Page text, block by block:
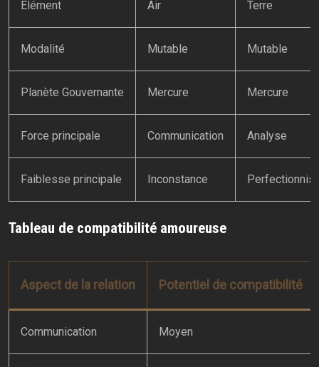
Élément Air Terre
Modalité Mutable Mutable
Planète Gouvernante Mercure Mercure
Force principale Communication Analyse
Faiblesse principale Inconstance
Tableau de compatibilité amoureuse
Aspect de la relation Potentiel de compatibilité
Communication Moyen